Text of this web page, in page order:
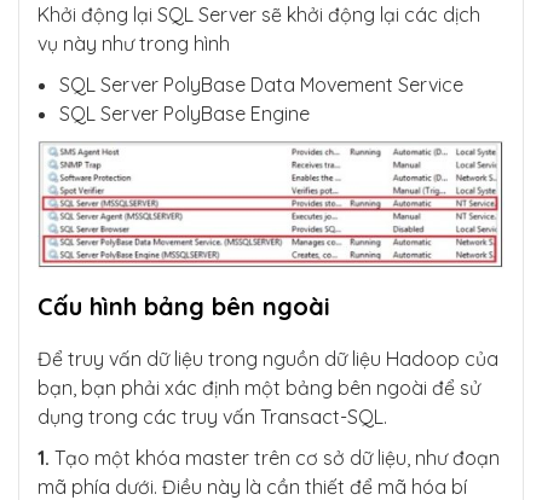
Khởi động lại SQL Server sẽ khởi động lại các dịch
vụ này như trong hình
SQL Server PolyBase Data Movement Service
SQL Server PolyBase Engine
Cấu hình bảng bên ngoài
Để truy vấn dữ liệu trong nguồn dữ liệu Hadoop của
bạn, bạn phải xác định một bảng bên ngoài để sử
dụng trong các truy vấn Transact-SQL.
1. Tạo một khóa master trên cơ sở dữ liệu, như đoạn
mã phía dưới. Điều này là cần thiết để mã hóa bí